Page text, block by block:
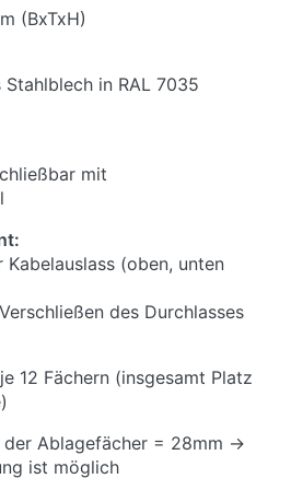
(BxTxH)
in RAL 7035
mit
(oben, unten
des Durchlasses
12 Fächern (insgesamt Platz
der Ablagefächer = 28mm ->
ist möglich